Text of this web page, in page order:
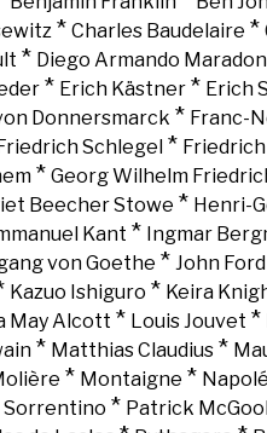
* Charles Baudelaire *
* Diego Armando
* Erich Kästner * Erich
Donnersmarck * Franc-
Friedrich Schlegel *
* Georg Wilhelm
Beecher Stowe * Henri-
Kant * Ingmar
von Goethe * John Ford
Kazuo Ishiguro * Keira
May Alcott * Louis Jouvet *
* Matthias Claudius*
* Montaigne *
Sorrentino * Patrick